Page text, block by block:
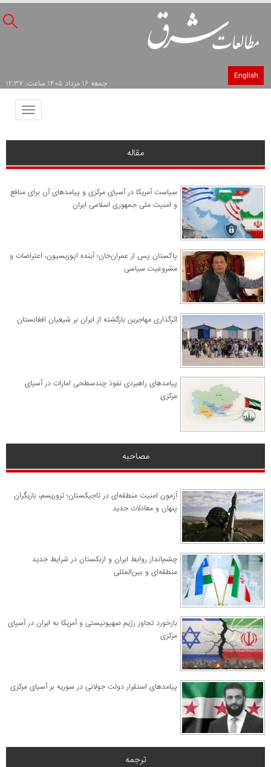
English
جمعه ۱۶ مرداد ۱۴۰۵ ساعت: ۱۲:۳۷
Toggle
مقاله
سیاست آمریکا در آسیای مرکزی و پیامدهای آن برای منافع
و امنیت ملی جمهوری اسلامی ایران
پاکستان پس از عمران‌خان؛ آینده اپوزیسیون، اعتراضات و
مشروعیت سیاسی
اثرگذاری مهاجرین بازگشته از ایران بر شیعیان افغانستان
پیامدهای راهبردی نفوذ چندسطحی امارات در آسیای
مرکزی
مصاحبه
آزمون امنیت منطقه‌ای در تاجیکستان؛ تروریسم، بازیگران
پنهان و معادلات جدید
چشم‌انداز روابط ایران و ازبکستان در شرایط جدید
منطقه‌ای و بین‌المللی
​بازخورد تجاوز رژیم صهیونیستی و آمریکا به ایران در آسیای
مرکزی
پیامدهای استقرار دولت جولانی در سوریه بر آسیای مرکزی
ترجمه